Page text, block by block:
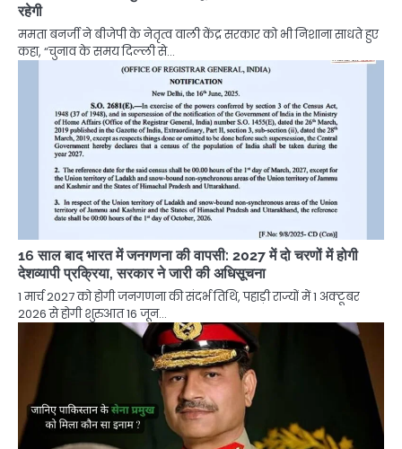
रहेगी
ममता बनर्जी ने बीजेपी के नेतृत्व वाली केंद्र सरकार को भी निशाना साधते हुए
कहा, “चुनाव के समय दिल्ली से…
16 साल बाद भारत में जनगणना की वापसी: 2027 में दो चरणों में होगी
देशव्यापी प्रक्रिया, सरकार ने जारी की अधिसूचना
1 मार्च 2027 को होगी जनगणना की संदर्भ तिथि, पहाड़ी राज्यों में 1 अक्टूबर
2026 से होगी शुरुआत 16 जून…